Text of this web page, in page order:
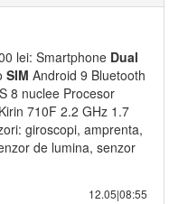
lei: Smartphone Dual
SIM Android 9 Bluetooth
8 nuclee Procesor
710F 2.2 GHz 1.7
giroscopi, amprenta,
de lumina, senzor
12.05|08:55